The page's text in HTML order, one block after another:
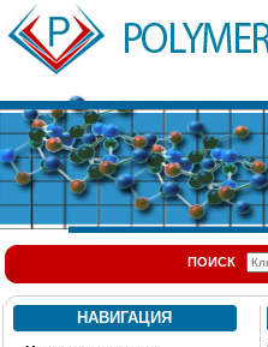
ПОИСК
НАВИГАЦИЯ